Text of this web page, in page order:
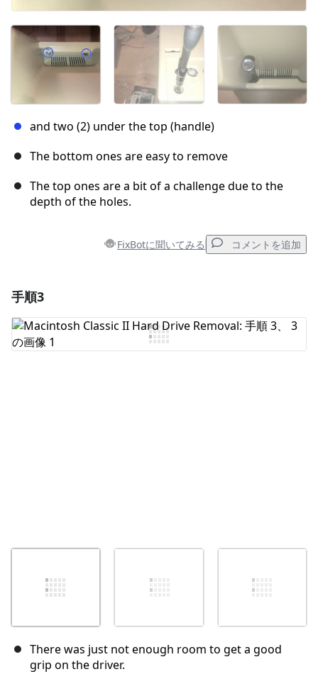
and two (2) under the top (handle)
The bottom ones are easy to remove
The top ones are a bit of a challenge due to the
depth of the holes.
FixBotに聞いてみる コメントを追加
コメントを追加
手順3
There was just not enough room to get a good
grip on the driver.